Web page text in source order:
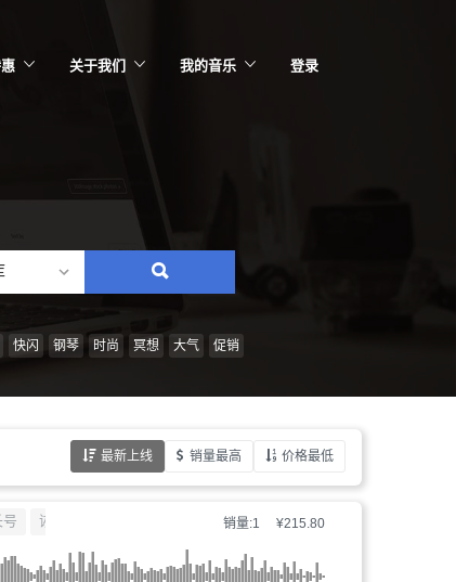
关于我们 我的音乐 登录
搜
情
风
乐
件
快闪 钢琴 时尚 冥想 大气 促销
最新上线 销量最高 价格最低
销量:1 ¥215.80
号 诙谐